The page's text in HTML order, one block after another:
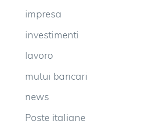
impresa
investimenti
lavoro
mutui bancari
news
Poste italiane